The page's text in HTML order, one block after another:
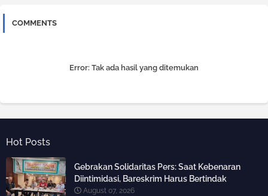
COMMENTS
Error: Tak ada hasil yang ditemukan
Hot Posts
Gebrakan Solidaritas Pers: Saat Kebenaran
Diintimidasi, Bareskrim Harus Bertindak
August 07, 2026